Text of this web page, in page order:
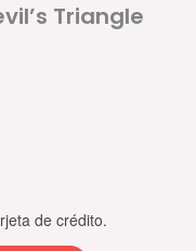
Triangle
de crédito.